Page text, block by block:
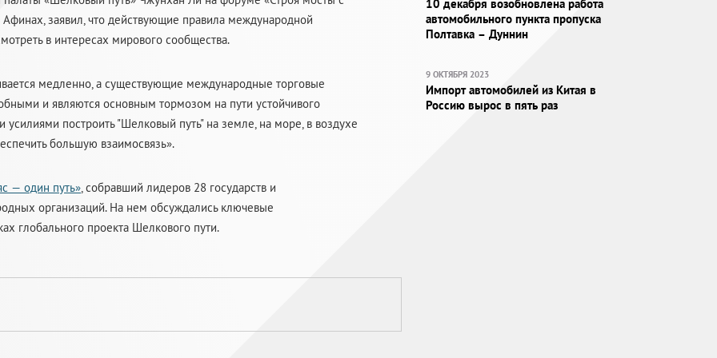
заявил, что действующие правила международной
в интересах мирового сообщества.
медленно, а существующие международные торговые
и являются основным тормозом на пути устойчивого
построить "Шелковый путь" на земле, на море, в воздухе
большую взаимосвязь».
— один путь», собравший лидеров 28 государств и
организаций. На нем обсуждались ключевые
глобального проекта Шелкового пути.
10 декабря возобновлена работа
автомобильного пункта пропуска
Полтавка – Дуннин
9 ОКТЯБРЯ 2023
Импорт автомобилей из Китая в
Россию вырос в пять раз